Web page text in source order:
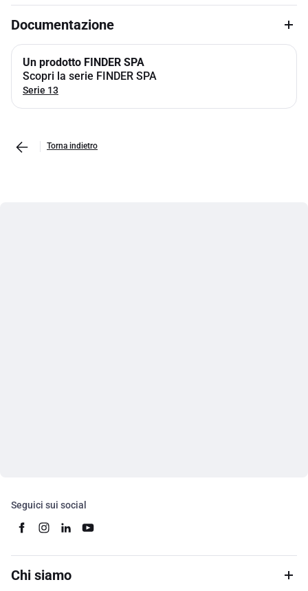
Documentazione
Un prodotto FINDER SPA
Scopri la serie FINDER SPA
Serie 13
Torna indietro
Seguici sui social
Chi siamo